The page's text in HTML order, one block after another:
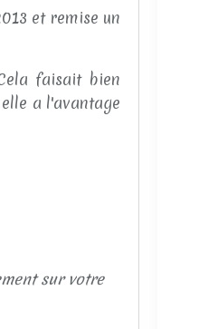
et remise un
faisait bien
a l'avantage
sur votre